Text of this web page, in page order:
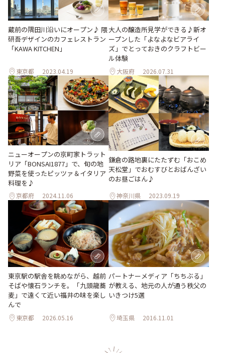
蔵前の隅田川沿いにオープン♪ 隈
研吾デザインのカフェレストラン
「KAWA KITCHEN」
東京都 2023.04.19
大人の醸造所見学ができる♪新オ
ープンした「よなよなビアライ
ズ」でとっておきのクラフトビー
ル体験
大阪府 2026.07.31
ニューオープンの京町家トラット
リア「BONSAI1877」で、旬の地
野菜を使ったピッツァ＆イタリア
料理を♪
京都府 2024.11.06
鎌倉の路地裏にたたずむ「おこめ
天松堂」でおむすびとおばんざい
のお昼ごはん♪
神奈川県 2023.09.19
東京駅の駅舎を眺めながら、越前
そばや懐石ランチを。「九頭龍蕎
麦」で遠くて近い福井の味を楽し
んで
東京都 2026.05.16
パートナーメディア「ちちぶる」
が教える、地元の人が通う秩父の
いきつけ5選
埼玉県 2016.11.01